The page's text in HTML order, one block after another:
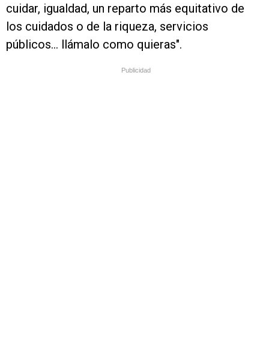
cuidar, igualdad, un reparto más equitativo de
los cuidados o de la riqueza, servicios
públicos... llámalo como quieras".
Publicidad